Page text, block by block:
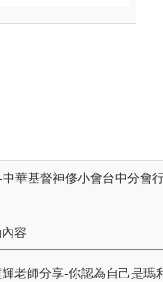
華基督神修小會台中分會
容
老師分享-你認為自己是瑪